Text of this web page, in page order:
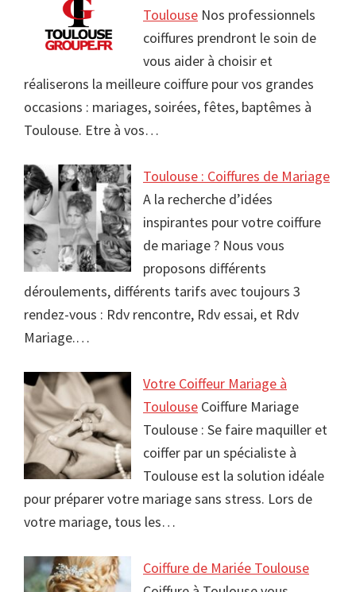
Toulouse Nos professionnels
coiffures prendront le soin de
vous aider à choisir et
réaliserons la meilleure coiffure pour vos grandes
occasions : mariages, soirées, fêtes, baptêmes à
Toulouse. Etre à vos…
Toulouse : Coiffures de Mariage
A la recherche d’idées
inspirantes pour votre coiffure
de mariage ? Nous vous
proposons différents
déroulements, différents tarifs avec toujours 3
rendez-vous : Rdv rencontre, Rdv essai, et Rdv
Mariage.…
Votre Coiffeur Mariage à
Toulouse Coiffure Mariage
Toulouse : Se faire maquiller et
coiffer par un spécialiste à
Toulouse est la solution idéale
pour préparer votre mariage sans stress. Lors de
votre mariage, tous les…
Coiffure de Mariée Toulouse